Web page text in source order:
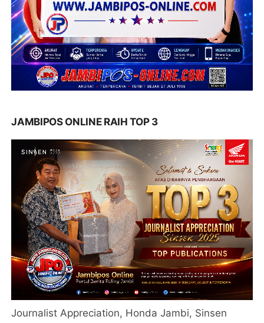
JAMBIPOS ONLINE RAIH TOP 3
Journalist Appreciation, Honda Jambi, Sinsen